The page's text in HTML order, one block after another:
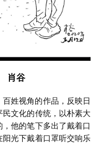
肖谷
姓视角的作品，反映日
文化的传统，以朴素大
他的笔下多出了戴着口
光下戴着口罩听交响乐